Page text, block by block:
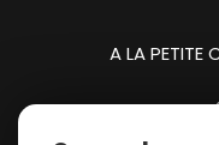
A LA PETITE